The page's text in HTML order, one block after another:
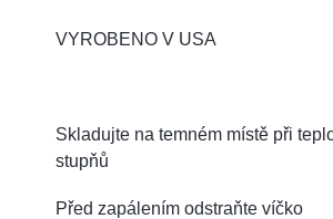
VYROBENO V USA
Skladujte na temném místě při
stupňů
Před zapálením odstraňte víčko